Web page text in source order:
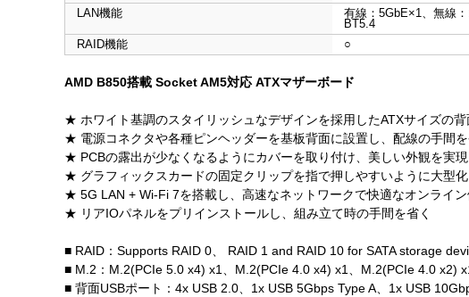
LAN機能
有線：5GbE×1、無線
BT5.4
RAID機能 ○
AMD B850搭載 Socket AM5対応 ATXマザーボード
★ ホワイト基調のスタイリッシュなデザインを採用したATXサイズの
★ 電源コネクタや各種ピンヘッダーを基板背面に設置し、配線の手間
★ PCBの露出が少なくなるようにカバーを取り付け、美しい外観を実現
★ グラフィックスカードの固定クリップを指で押しやすいように大型
★ 5G LAN + Wi-Fi 7を搭載し、高速なネットワークで快適なオンライ
★ リアIOパネルをプリインストールし、組み立て時の手間を省く
■ RAID：Supports RAID 0、 RAID 1 and RAID 10 for SATA storage
■ M.2：M.2(PCIe 5.0 x4) x1、M.2(PCIe 4.0 x4) x1、M.2(PCIe 4.0 x2)
■ 背面USBポート：4x USB 2.0、1x USB 5Gbps Type A、1x USB